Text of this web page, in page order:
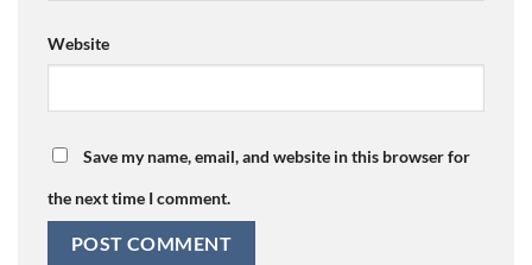
Website
Save my name, email, and website in this browser for
the next time I comment.